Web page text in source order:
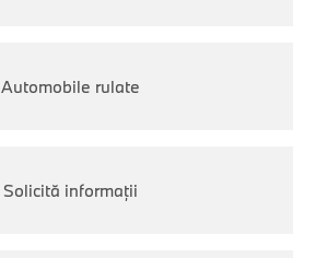
Automobile rulate
Solicită informaţii